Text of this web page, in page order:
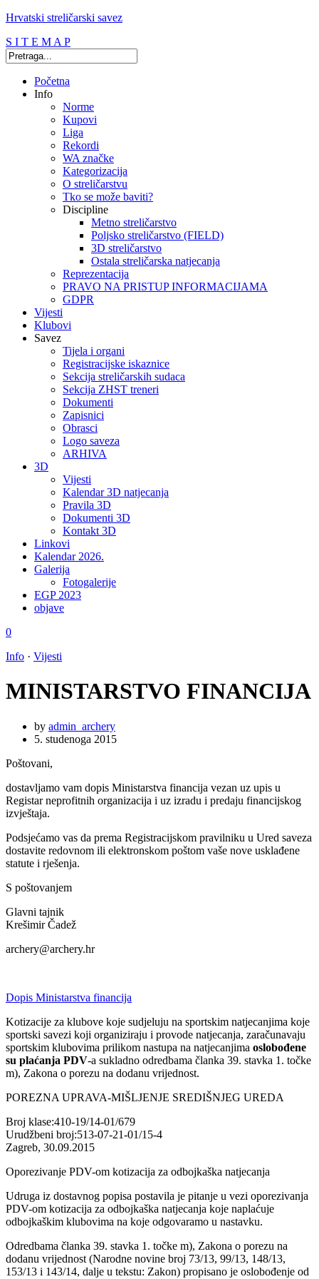
Hrvatski streličarski savez
S I T E M A P
Početna
Info
Norme
Kupovi
Liga
Rekordi
WA značke
Kategorizacija
O streličarstvu
Tko se može baviti?
Discipline
Metno streličarstvo
Poljsko streličarstvo (FIELD)
3D streličarstvo
Ostala streličarska natjecanja
Reprezentacija
PRAVO NA PRISTUP INFORMACIJAMA
GDPR
Vijesti
Klubovi
Savez
Tijela i organi
Registracijske iskaznice
Sekcija streličarskih sudaca
Sekcija ZHST treneri
Dokumenti
Zapisnici
Obrasci
Logo saveza
ARHIVA
3D
Vijesti
Kalendar 3D natjecanja
Pravila 3D
Dokumenti 3D
Kontakt 3D
Linkovi
Kalendar 2026.
Galerija
Fotogalerije
EGP 2023
objave
0
Info · Vijesti
MINISTARSTVO FINANCIJA
by admin_archery
5. studenoga 2015
Poštovani,
dostavljamo vam dopis Ministarstva financija vezan uz upis u
Registar neprofitnih organizacija i uz izradu i predaju financijskog
izvještaja.
Podsjećamo vas da prema Registracijskom pravilniku u Ured saveza
dostavite redovnom ili elektronskom poštom vaše nove usklađene
statute i rješenja.
S poštovanjem
Glavni tajnik
Krešimir Čadež
archery@archery.hr
Dopis Ministarstva financija
Kotizacije za klubove koje sudjeluju na sportskim natjecanjima koje
sportski savezi koji organiziraju i provode natjecanja, zaračunavaju
sportskim klubovima prilikom nastupa na natjecanjima oslobođene
su plaćanja PDV-a sukladno odredbama članka 39. stavka 1. točke
m), Zakona o porezu na dodanu vrijednost.
POREZNA UPRAVA-MIŠLJENJE SREDIŠNJEG UREDA
Broj klase:410-19/14-01/679
Urudžbeni broj:513-07-21-01/15-4
Zagreb, 30.09.2015
Oporezivanje PDV-om kotizacija za odbojkaška natjecanja
​Udruga iz dostavnog popisa postavila je pitanje u vezi oporezivanja
PDV-om kotizacija za odbojkaška natjecanja koje naplaćuje
odbojkaškim klubovima na koje odgovaramo u nastavku.
Odredbama članka 39. stavka 1. točke m), Zakona o porezu na
dodanu vrijednost (Narodne novine broj 73/13, 99/13, 148/13,
153/13 i 143/14, dalje u tekstu: Zakon) propisano je oslobođenje od